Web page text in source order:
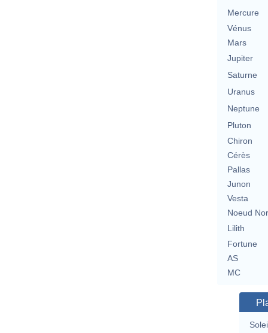
Mercure
Vénus
Mars
Jupiter
Saturne
Uranus
Neptune
Pluton
Chiron
Cérès
Pallas
Junon
Vesta
Noeud
Lilith
Fortune
AS
MC